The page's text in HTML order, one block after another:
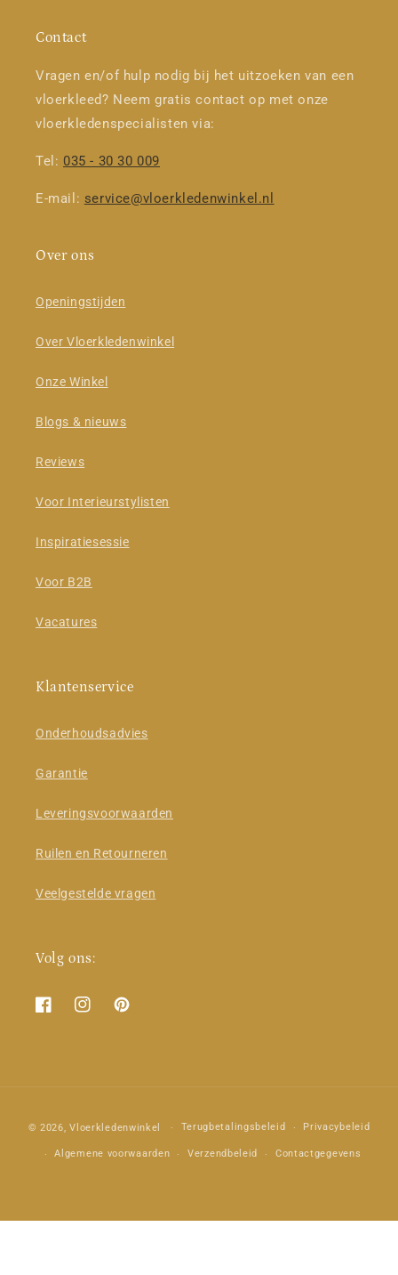
Contact
Vragen en/of hulp nodig bij het uitzoeken van een
vloerkleed? Neem gratis contact op met onze
vloerkledenspecialisten via:
Tel: 035 - 30 30 009
E-mail: service@vloerkledenwinkel.nl
Over ons
Openingstijden
Over Vloerkledenwinkel
Onze Winkel
Blogs & nieuws
Reviews
Voor Interieurstylisten
Inspiratiesessie
Voor B2B
Vacatures
Klantenservice
Onderhoudsadvies
Garantie
Leveringsvoorwaarden
Ruilen en Retourneren
Veelgestelde vragen
Volg ons:
FacebookInstagramPinterest
© 2026,Vloerkledenwinkel Terugbetalingsbeleid Privacybeleid
Algemene voorwaarden Verzendbeleid Contactgegevens